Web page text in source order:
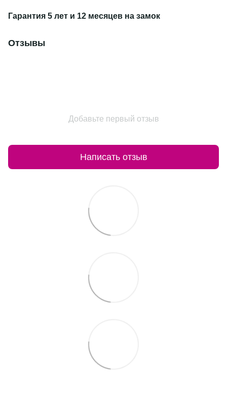
Гарантия 5 лет и 12 месяцев на замок
Отзывы
Добавьте первый отзыв
Написать отзыв